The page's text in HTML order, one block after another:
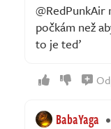
počkám než
to je teď
BabaYaga